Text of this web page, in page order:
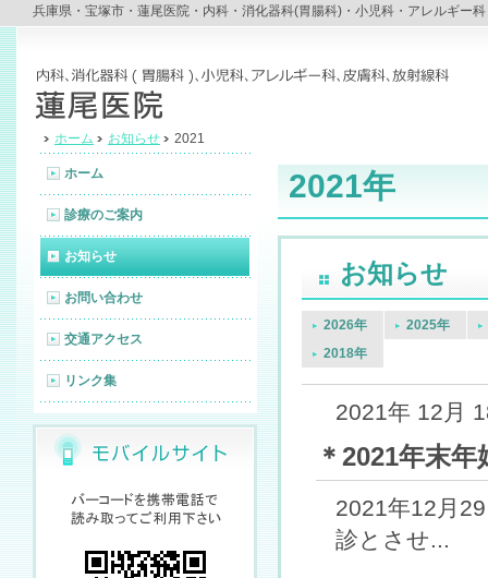
兵庫県・宝塚市・蓮尾医院・内科・消化器科(胃腸科)・小児科・アレルギー
ホーム お知らせ 2021
2021年
お知らせ
2026年
2025年
2018年
2021年 12月
＊2021年末
2021年12月
診とさせ...
ホーム
診療のご案内
お知らせ
お問い合わせ
交通アクセス
リンク集